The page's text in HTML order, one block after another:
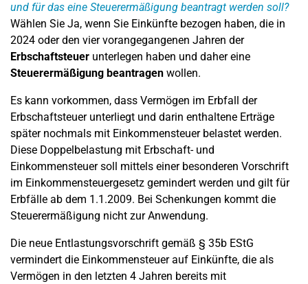
und für das eine Steuerermäßigung beantragt werden soll?
Wählen Sie Ja, wenn Sie Einkünfte bezogen haben, die in
2024 oder den vier vorangegangenen Jahren der
Erbschaftsteuer unterlegen haben und daher eine
Steuerermäßigung beantragen wollen.
Es kann vorkommen, dass Vermögen im Erbfall der
Erbschaftsteuer unterliegt und darin enthaltene Erträge
später nochmals mit Einkommensteuer belastet werden.
Diese Doppelbelastung mit Erbschaft- und
Einkommensteuer soll mittels einer besonderen Vorschrift
im Einkommensteuergesetz gemindert werden und gilt für
Erbfälle ab dem 1.1.2009. Bei Schenkungen kommt die
Steuerermäßigung nicht zur Anwendung.
Die neue Entlastungsvorschrift gemäß § 35b EStG
vermindert die Einkommensteuer auf Einkünfte, die als
Vermögen in den letzten 4 Jahren bereits mit